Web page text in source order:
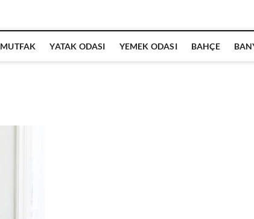
MUTFAK YATAK ODASI YEMEK ODASI BAHÇE